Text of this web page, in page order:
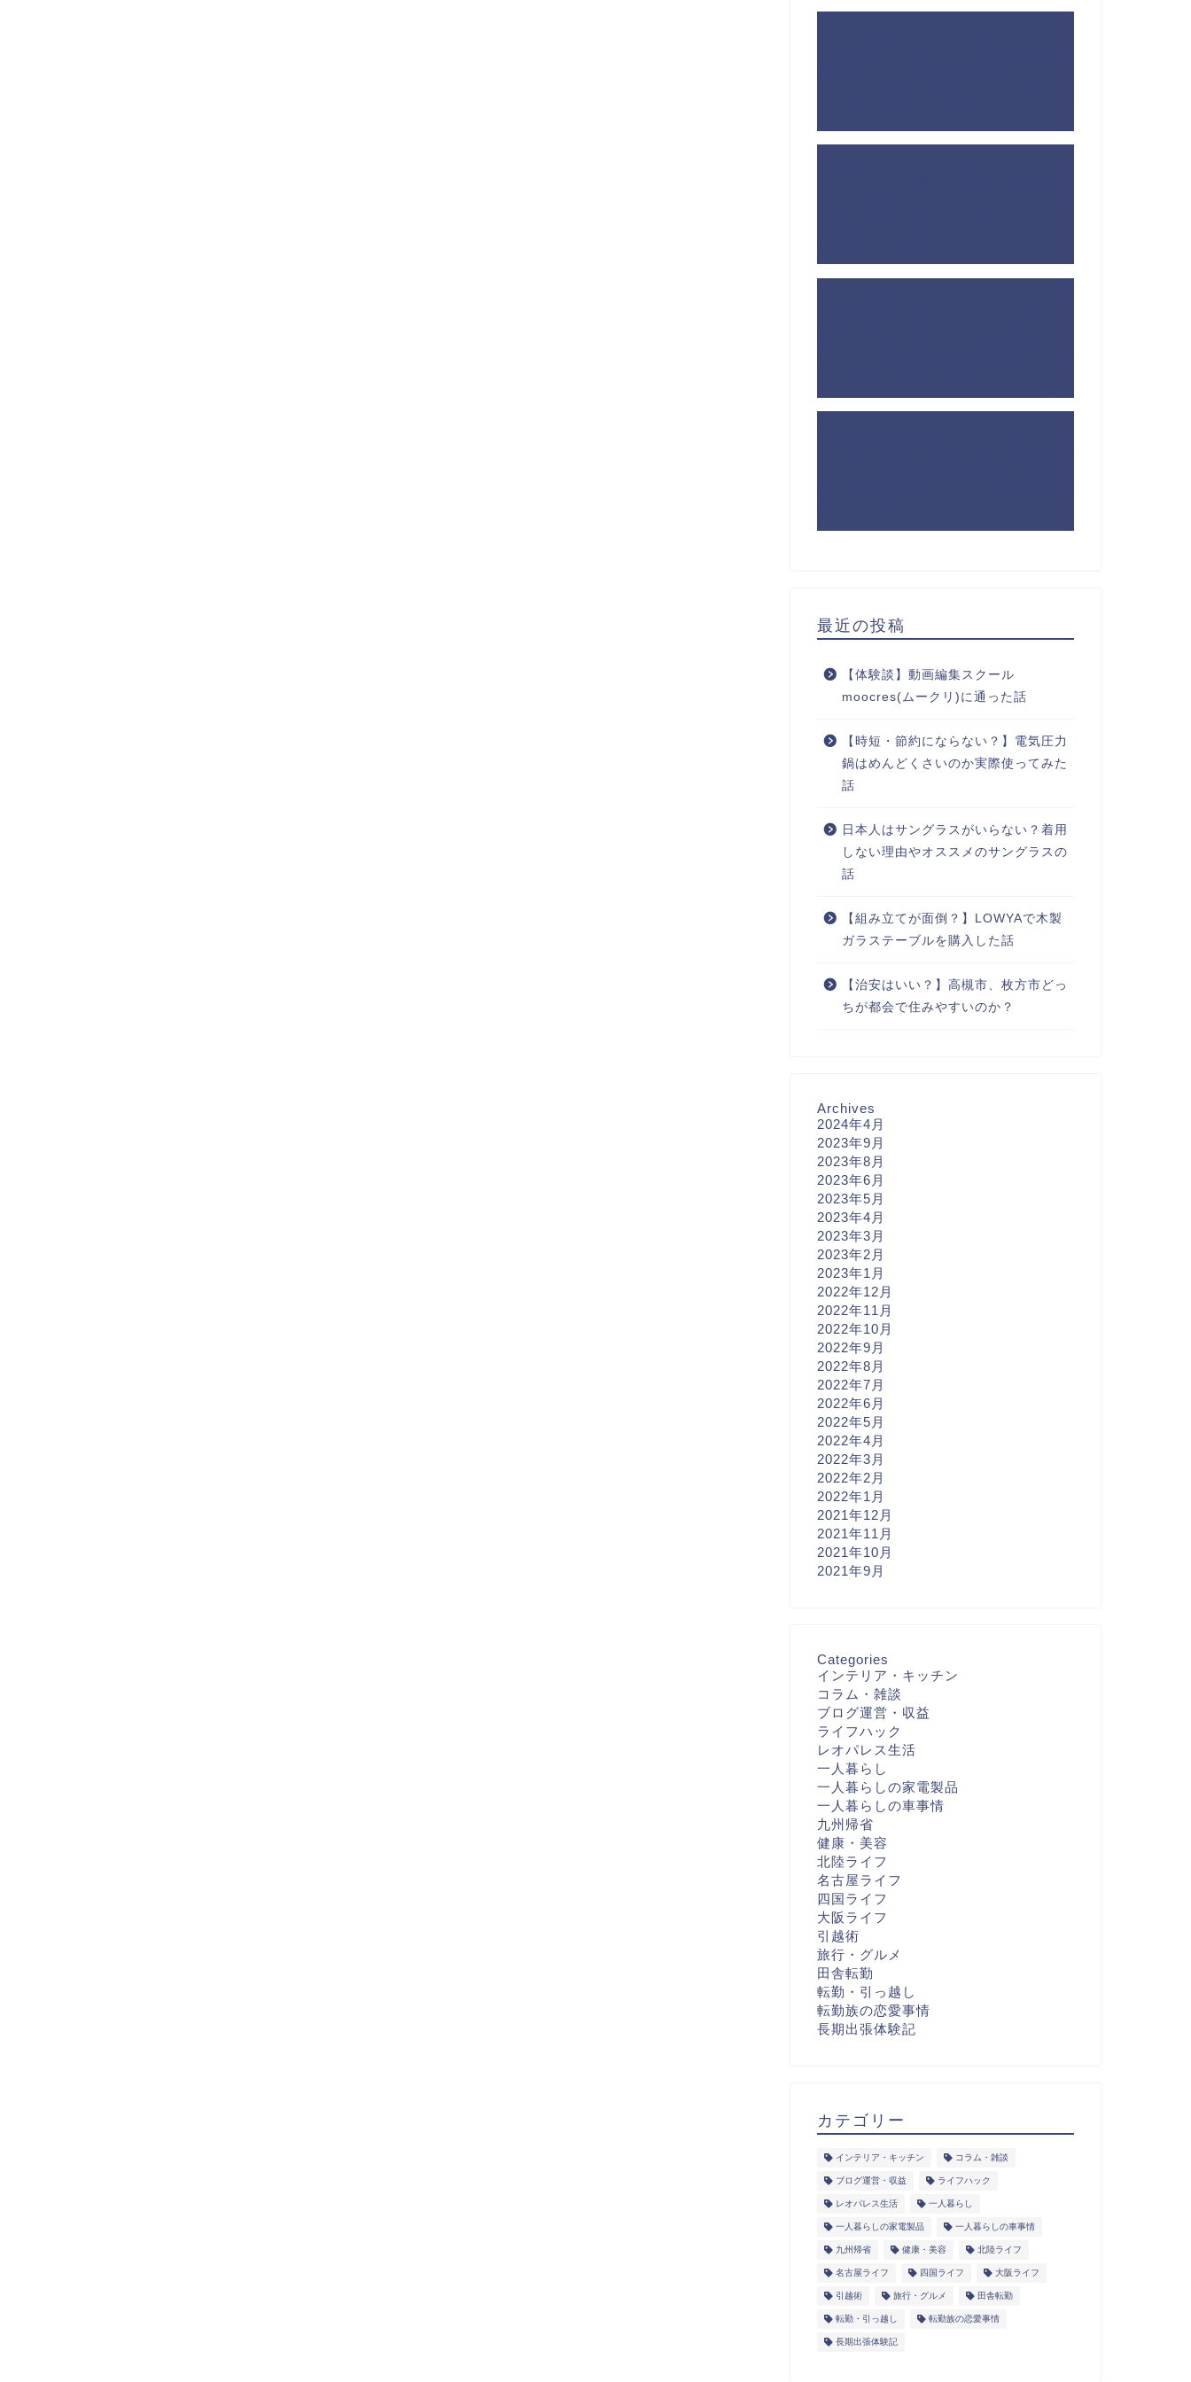
最近の投稿
【体験談】動画編集スクール
moocres(ムークリ)に通った話
【時短・節約にならない？】電気圧力
鍋はめんどくさいのか実際使ってみた
話
日本人はサングラスがいらない？着用
しない理由やオススメのサングラスの
話
【組み立てが面倒？】LOWYAで木製
ガラステーブルを購入した話
【治安はいい？】高槻市、枚方市どっ
ちが都会で住みやすいのか？
Archives
2024年4月
2023年9月
2023年8月
2023年6月
2023年5月
2023年4月
2023年3月
2023年2月
2023年1月
2022年12月
2022年11月
2022年10月
2022年9月
2022年8月
2022年7月
2022年6月
2022年5月
2022年4月
2022年3月
2022年2月
2022年1月
2021年12月
2021年11月
2021年10月
2021年9月
Categories
インテリア・キッチン
コラム・雑談
ブログ運営・収益
ライフハック
レオパレス生活
一人暮らし
一人暮らしの家電製品
一人暮らしの車事情
九州帰省
健康・美容
北陸ライフ
名古屋ライフ
四国ライフ
大阪ライフ
引越術
旅行・グルメ
田舎転勤
転勤・引っ越し
転勤族の恋愛事情
長期出張体験記
カテゴリー
インテリア・キッチン コラム・雑談
ブログ運営・収益 ライフハック
レオパレス生活 一人暮らし
一人暮らしの家電製品 一人暮らしの車事情
九州帰省 健康・美容 北陸ライフ
名古屋ライフ 四国ライフ 大阪ライフ
引越術 旅行・グルメ 田舎転勤
転勤・引っ越し 転勤族の恋愛事情
長期出張体験記